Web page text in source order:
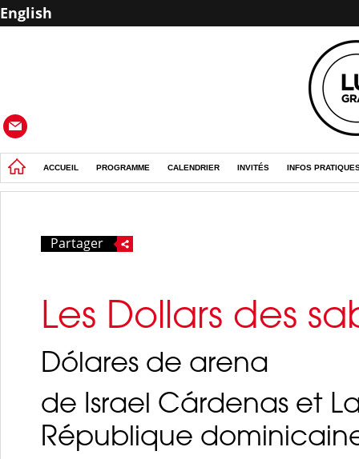
English
ACCUEIL PROGRAMME CALENDRIER INVITÉS INFOS
Partager
Les Dollars des
Dólares de arena
de Israel Cárdenas et
République